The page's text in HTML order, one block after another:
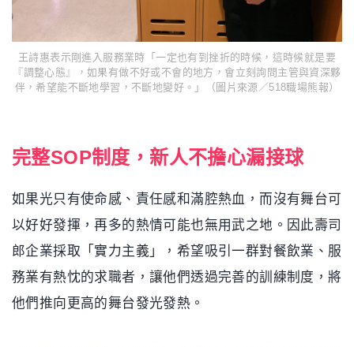
王詩惠表示剛進入服務業時「一定也有到挫折的時候，這時候就是要
『調整心態』，如果有做不好或不會的地方，會立刻詢問主管與資深夥
伴，希望能不斷地學習，不斷地變好。」（圖片來源／518職場熊報）
完整SOP制度，新人不擔心漏接球
如果光只有使命感、責任感和滿腔熱血，而沒有舞台可
以好好發揮，再多的熱情可能也無用武之地。因此壽司
郎企業採取「實力主義」，希望吸引一群對餐飲業、服
務業有熱忱的求職者，讓他們透過完善的訓練制度，將
他們推向更高的舞台發光發熱。